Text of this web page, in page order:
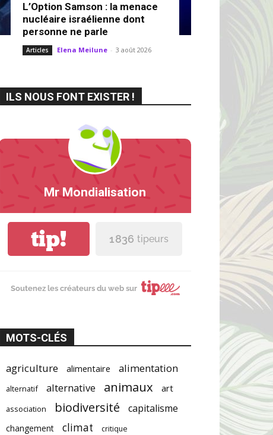
L’Option Samson : la menace
nucléaire israélienne dont
personne ne parle
Articles Elena Meilune - 3 août 2026
ILS NOUS FONT EXISTER !
Mr Mondialisation
tip! 1 836 tipeurs
Soutenez les créateurs du web sur
MOTS-CLÉS
agriculture alimentaire alimentation
alternatif alternative animaux art
association biodiversité capitalisme
changement climat
critique